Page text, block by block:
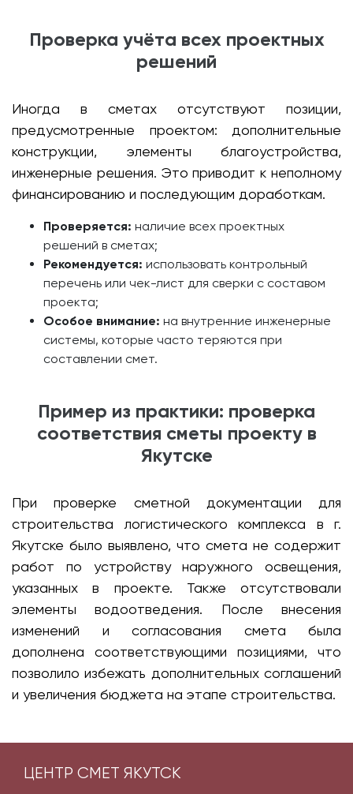
Проверка учёта всех проектных
решений
Иногда в сметах отсутствуют позиции,
предусмотренные проектом: дополнительные
конструкции, элементы благоустройства,
инженерные решения. Это приводит к неполному
финансированию и последующим доработкам.
Проверяется: наличие всех проектных
решений в сметах;
Рекомендуется: использовать контрольный
перечень или чек-лист для сверки с составом
проекта;
Особое внимание: на внутренние инженерные
системы, которые часто теряются при
составлении смет.
Пример из практики: проверка
соответствия сметы проекту в
Якутске
При проверке сметной документации для
строительства логистического комплекса в г.
Якутске было выявлено, что смета не содержит
работ по устройству наружного освещения,
указанных в проекте. Также отсутствовали
элементы водоотведения. После внесения
изменений и согласования смета была
дополнена соответствующими позициями, что
позволило избежать дополнительных соглашений
и увеличения бюджета на этапе строительства.
ЦЕНТР СМЕТ ЯКУТСК